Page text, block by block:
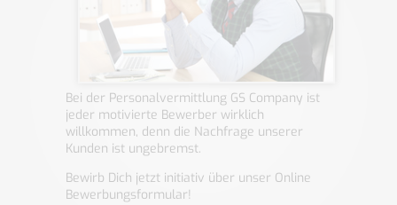
Bei der Personalvermittlung GS Company ist
jeder motivierte Bewerber wirklich
willkommen, denn die Nachfrage unserer
Kunden ist ungebremst.
Bewirb Dich jetzt initiativ über unser Online
Bewerbungsformular!